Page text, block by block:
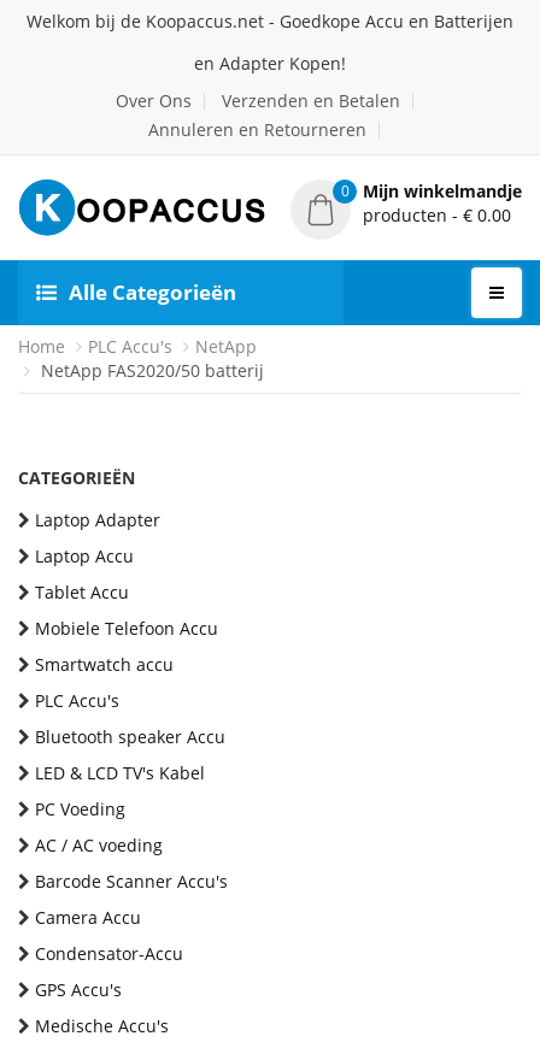
Welkom bij de Koopaccus.net - Goedkope Accu en Batterijen
en Adapter Kopen!
Over Ons
Verzenden en Betalen
Annuleren en Retourneren
0
Mijn winkelmandje
producten - € 0.00
Alle Categorieën
Home PLC Accu's
NetApp
NetApp FAS2020/50 batterij
CATEGORIEËN
Laptop Adapter
Laptop Accu
Tablet Accu
Mobiele Telefoon Accu
Smartwatch accu
PLC Accu's
Bluetooth speaker Accu
LED & LCD TV's Kabel
PC Voeding
AC / AC voeding
Barcode Scanner Accu's
Camera Accu
Condensator-Accu
GPS Accu's
Medische Accu's